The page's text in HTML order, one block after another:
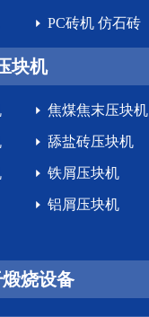
PC砖机 仿石砖
生产设备
块机
焦煤焦末压块机
舔盐砖压块机
铁屑压块机
铝屑压块机
烧设备